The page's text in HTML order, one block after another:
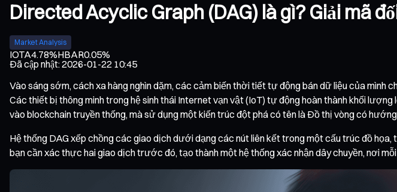
Directed Acyclic Graph (DAG) là gì? Giải mã
Market Analysis
IOTA4.78%HBAR0.05%
Đã cập nhật:2026-01-22 10:45
Vào sáng sớm, cách xa hàng nghìn dặm, các cảm biến thời tiết tự động bán dữ liệu của
Các thiết bị thông minh trong hệ sinh thái Internet vạn vật (IoT) tự động hoàn thành khối
vào blockchain truyền thống, mà sử dụng một kiến trúc đột phá có tên là Đồ thị vòng có hướng
Hệ thống DAG xếp chồng các giao dịch dưới dạng các nút liên kết trong một cấu trúc đồ
bạn cần xác thực hai giao dịch trước đó, tạo thành một hệ thống xác nhận dây chuyền, nơi